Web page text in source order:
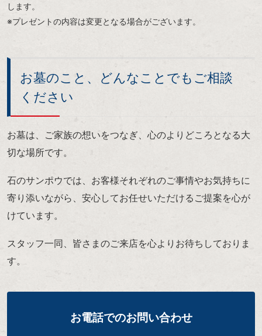
します。
※プレゼントの内容は変更となる場合がございます。
お墓のこと、どんなことでもご相談
ください
お墓は、ご家族の想いをつなぎ、心のよりどころとなる大
切な場所です。
石のサンポウでは、お客様それぞれのご事情やお気持ちに
寄り添いながら、安心してお任せいただけるご提案を心が
けています。
スタッフ一同、皆さまのご来店を心よりお待ちしておりま
す。
お電話でのお問い合わせ